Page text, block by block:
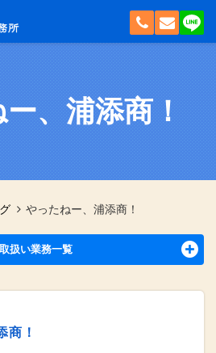
、浦添商！
やったねー、浦添商！
取扱い業務一覧
商！